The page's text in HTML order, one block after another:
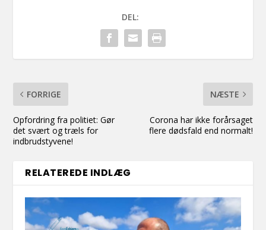
DEL:
FORRIGE
Opfordring fra politiet: Gør
det svært og træls for
indbrudstyvene!
NÆSTE
Corona har ikke forårsaget
flere dødsfald end normalt!
RELATEREDE INDLÆG